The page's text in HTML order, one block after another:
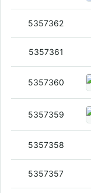
5357362
5357361
5357360
5357359
5357358
5357357